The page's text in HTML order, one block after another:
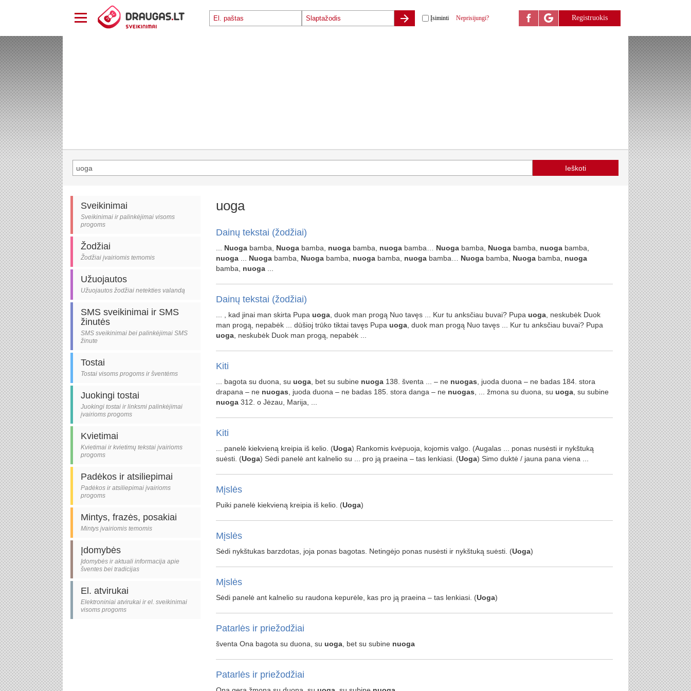
Įsiminti Neprisijungi? Registruokis
Sveikinimai
Sveikinimai ir palinkėjimai visoms
progoms
Žodžiai
Žodžiai įvairiomis temomis
Užuojautos
Užuojautos žodžiai netekties valandą
SMS sveikinimai ir SMS
žinutės
SMS sveikinimai bei palinkėjimai SMS
žinute
Tostai
Tostai visoms progoms ir šventėms
Juokingi tostai
Juokingi tostai ir linksmi palinkėjimai
įvairioms progoms
Kvietimai
Kvietimai ir kvietimų tekstai įvairioms
progoms
Padėkos ir atsiliepimai
Padėkos ir atsiliepimai įvairioms
progoms
Mintys, frazės, posakiai
Mintys įvairiomis temomis
Įdomybės
Įdomybės ir aktuali informacija apie
šventes bei tradicijas
El. atvirukai
Elektroniniai atvirukai ir el. sveikinimai
visoms progoms
uoga
Dainų tekstai (žodžiai)
Nuogabamba, Nuogabamba, nuogabamba, nuogabamba… Nuogabamba, Nuogabamba, nuogabamba,
nuoga... Nuogabamba, Nuogabamba, nuogabamba, nuogabamba… Nuogabamba, Nuogabamba, nuoga
bamba, nuoga...
Dainų tekstai (žodžiai)
... , kad jinai man skirta Pupa uoga, duok man progą Nuo tavęs ... Kur tu anksčiau buvai? Pupa uoga, neskubėk Duok
man progą, nepabėk ... dūšioj trūko tiktai tavęs Pupa uoga, duok man progą Nuo tavęs ... Kur tu anksčiau buvai? Pupa
uoga, neskubėk Duok man progą, nepabėk ...
Kiti
... bagota su duona, su uoga, bet su subine nuoga138. šventa ... – ne nuogas , juoda duona – ne badas 184. stora
drapana – ne nuogas , juoda duona – ne badas 185. stora danga – ne nuogas , ... žmona su duona, su uoga, su subine
nuoga312. o Jėzau, Marija, ...
Kiti
... panelė kiekvieną kreipia iš kelio. (Uoga) Rankomis kvėpuoja, kojomis valgo. (Augalas ... ponas nusėsti ir nykštuką
suėsti. (Uoga) Sėdi panelė ant kalnelio su ... pro ją praeina – tas lenkiasi. (Uoga) Simo duktė / jauna pana viena ...
Mįslės
Puiki panelė kiekvieną kreipia iš kelio. (Uoga)
Mįslės
Sėdi nykštukas barzdotas, joja ponas bagotas. Netingėjo ponas nusėsti ir nykštuką suėsti. (Uoga)
Mįslės
Sėdi panelė ant kalnelio su raudona kepurėle, kas pro ją praeina – tas lenkiasi. (Uoga)
Patarlės ir priežodžiai
šventa Ona bagota su duona, su uoga, bet su subine nuoga
Patarlės ir priežodžiai